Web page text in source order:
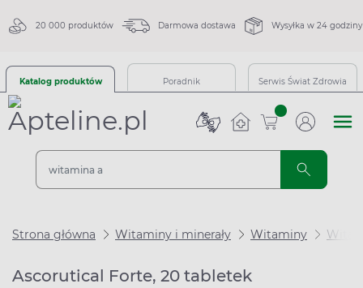
20 000 produktów Darmowa dostawa Wysyłka w 24 godziny
Katalog produktów Poradnik Serwis Świat Zdrowia
sztuk
Strona główna Witaminy i minerały Witaminy
Ascorutical Forte, 20 tabletek